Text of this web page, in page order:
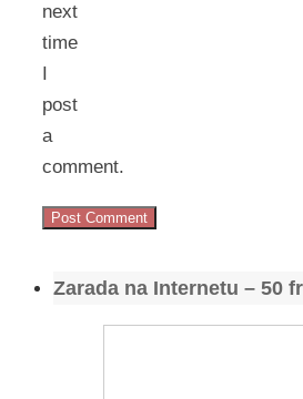
next
time
post
a
comment.
Zarada na Internetu – 50